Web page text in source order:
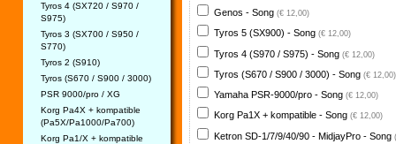
Tyros 4 (SX720 / S970 /
S975)
Tyros 3 (SX700 / S950 /
S770)
Tyros 2 (S910)
Tyros (S670 / S900 / 3000)
PSR 9000/pro / XG
Korg Pa4X + kompatible
(Pa5X/Pa1000/Pa700)
Korg Pa1/X + kompatible
Genos - Song (€ 12,00)
Tyros 5 (SX900) - Song (€ 12,00)
Tyros 4 (S970 / S975) - Song (€ 12,00)
Tyros (S670 / S900 / 3000) - Song (€ 12,00)
Yamaha PSR-9000/pro - Song (€ 12,00)
Korg Pa1X + kompatible - Song (€ 12,00)
Ketron SD-1/7/9/40/90 - MidjayPro - Song